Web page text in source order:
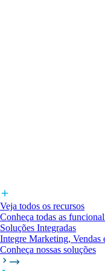
Veja todos os recursos
Conheça todas as
Soluções Integradas
Integre Marketing, Vendas
Conheça nossas soluções